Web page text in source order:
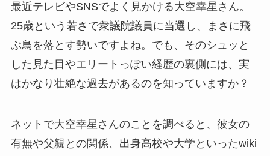
最近テレビやSNSでよく見かける大空幸星さん。
25歳という若さで衆議院議員に当選し、まさに飛
ぶ鳥を落とす勢いですよね。でも、そのシュッと
した見た目やエリートっぽい経歴の裏側には、実
はかなり壮絶な過去があるのを知っていますか？
ネットで大空幸星さんのことを調べると、彼女の
有無や父親との関係、出身高校や大学といったwiki